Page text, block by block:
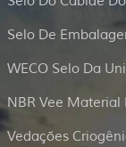
Vedações